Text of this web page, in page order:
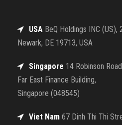
USA BeQ Holdings INC (US),
Newark, DE 19713, USA
Singapore 14 Robinson
Far East Finance Building,
Singapore (048545)
Viet Nam 67 Dinh Thi Thi